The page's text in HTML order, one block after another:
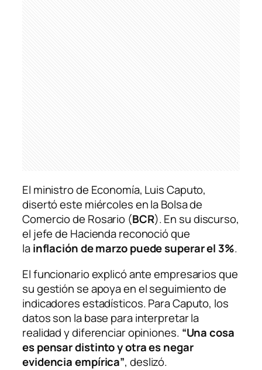
El ministro de Economía, Luis Caputo,
disertó este miércoles en la Bolsa de
Comercio de Rosario (BCR). En su discurso,
el jefe de Hacienda reconoció que
lainflación de marzo puede superar el 3%.
El funcionario explicó ante empresarios que
su gestión se apoya en el seguimiento de
indicadores estadísticos. Para Caputo, los
datos son la base para interpretar la
realidad y diferenciar opiniones. “Una cosa
es pensar distinto y otra es negar
evidencia empírica”, deslizó.